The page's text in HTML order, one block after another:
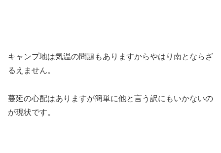
キャンプ地は気温の問題もありますからやはり南とならざ
るえません。
蔓延の心配はありますが簡単に他と言う訳にもいかないの
が現状です。